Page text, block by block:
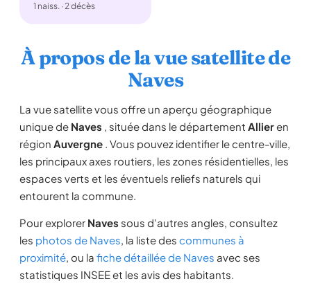
1 naiss. · 2 décès
À propos de la vue satellite de
Naves
La vue satellite vous offre un aperçu géographique
unique de Naves , située dans le département Allieren
région Auvergne . Vous pouvez identifier le centre-ville,
les principaux axes routiers, les zones résidentielles, les
espaces verts et les éventuels reliefs naturels qui
entourent la commune.
Pour explorer Naves sous d'autres angles, consultez
les photos de Naves, la liste des communes à
proximité, ou la fiche détaillée de Naves avec ses
statistiques INSEE et les avis des habitants.